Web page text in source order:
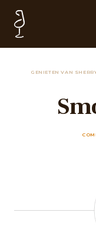
GENIETEN VAN